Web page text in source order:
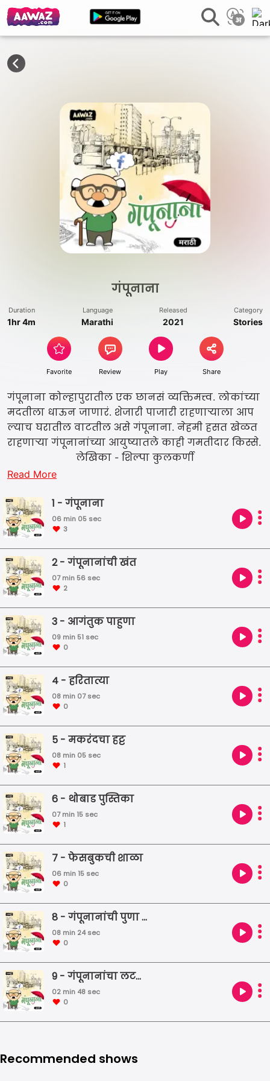
गंपूनाना
Duration
1hr 4m
Language
Marathi
Released
2021
Category
Stories
Favorite Review Play Share
गंपूनाना कोल्हापुरातील एक छानसं व्यक्तिमत्त्व. लोकांच्या
मदतीला धाऊन जाणारं. शेजारी पाजारी राहणार्‍याला आप
ल्याच घरातील वाटतील असे गंपूनाना. नेहमी हसत खेळत
राहणाऱ्या गंपूनानांच्या आयुष्यातले काही गमतीदार किस्से.
लेखिका - शिल्पा कुलकर्णी
Read More
1 - गंपूनाना
06 min 05 sec
3
2 - गंपूनानांची खंत
07 min 56 sec
2
3 - आगंतुक पाहुणा
09 min 51 sec
0
4 - हरितात्या
08 min 07 sec
0
5 - मकरंदचा हट्ट
08 min 05 sec
1
6 - थोबाड पुस्तिका
07 min 15 sec
1
7 - फेसबुकची शाळा
06 min 15 sec
0
8 - गंपूनानांची पुणा वारी
08 min 24 sec
0
9 - गंपूनानांचा लटका राग
02 min 48 sec
0
Recommended shows